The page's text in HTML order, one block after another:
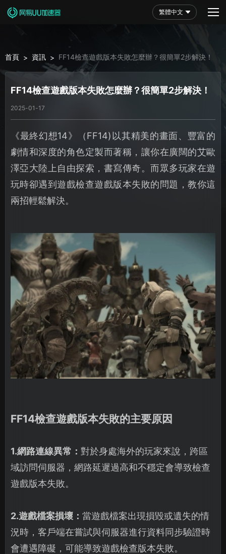
繁體中文
首頁 > 資訊 > FF14檢查遊戲版本失敗怎麼辦？很簡單2步解決！
FF14檢查遊戲版本失敗怎麼辦？很簡單2步解決！
2025-01-17
《最終幻想14》（FF14)以其精美的畫面、豐富的
劇情和深度的角色定製而著稱，讓你在廣闊的艾歐
澤亞大陸上自由探索，書寫傳奇。而眾多玩家在遊
玩時卻遇到遊戲檢查遊戲版本失敗的問題，教你這
兩招輕鬆解決。
FF14檢查遊戲版本失敗的主要原因
1.網路連線異常： 對於身處海外的玩家來說，跨區
域訪問伺服器，網路延遲過高和不穩定會導致檢查
遊戲版本失敗。
2.遊戲檔案損壞： 當遊戲檔案出現損毀或遺失的情
況時，客戶端在嘗試與伺服器進行資料同步驗證時
會遭遇障礙，可能導致遊戲檢查版本失敗。